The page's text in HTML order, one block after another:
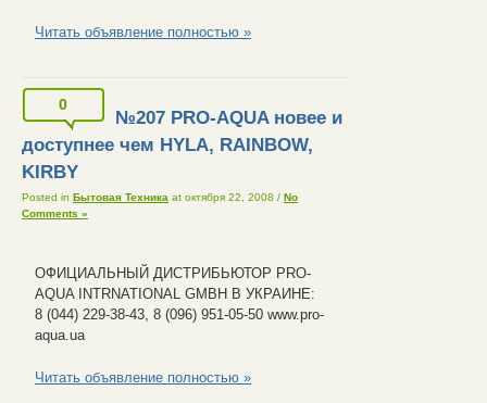
Читать объявление полностью »
0
№207 PRO-AQUA новее и
доступнее чем HYLA, RAINBOW,
KIRBY
Posted in Бытовая Техника at октября 22, 2008 / No
Comments »
ОФИЦИАЛЬНЫЙ ДИСТРИБЬЮТОР PRO-
AQUA INTRNATIONAL GMBH В УКРАИНЕ:
8 (044) 229-38-43, 8 (096) 951-05-50 www.pro-
aqua.ua
Читать объявление полностью »